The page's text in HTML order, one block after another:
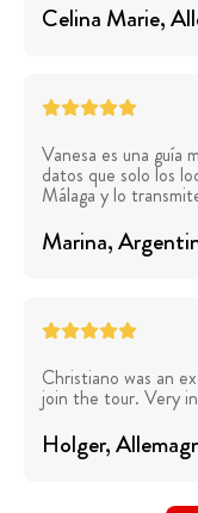
Celina Marie,
Vanesa es una guía
datos que solo los
Málaga y lo
Marina,
Christiano was an
join the tour. Very
Holger,